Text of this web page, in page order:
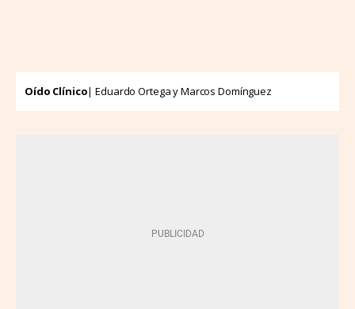
Oído Clínico| Eduardo Ortega y Marcos Domínguez